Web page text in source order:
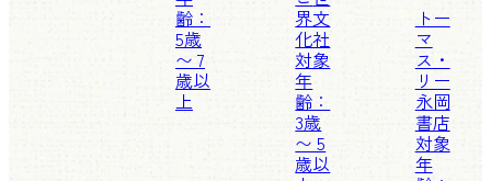
齢：
5歳
〜 7
歳以
上
界文
化社
対象
年
齢：
3歳
〜 5
歳以
トー
マ
ス・
リー
永岡
書店
対象
年